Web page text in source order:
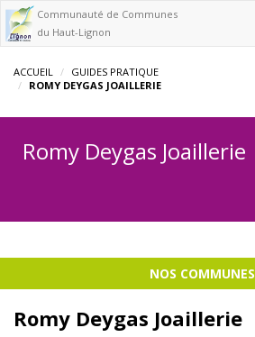
Communauté de Communes
du Haut-Lignon
ACCUEIL
GUIDES PRATIQUE
ROMY DEYGAS JOAILLERIE
Romy Deygas Joaillerie
NOS COMMUNES
Romy Deygas Joaillerie